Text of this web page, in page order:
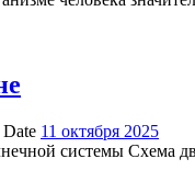
Date 11 октября 2025
системы Схема